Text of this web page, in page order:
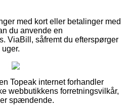
med kort eller betalinger med
du anvende en
ViaBill, såfremt du efterspørger
Topeak internet forhandler
webbutikkens forretningsvilkår,
spændende.